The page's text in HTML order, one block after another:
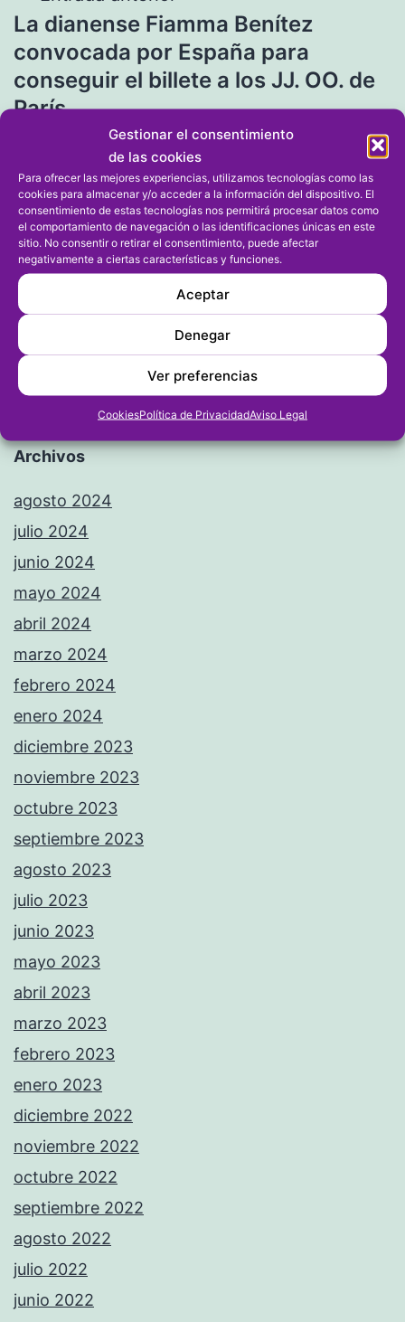
Gestionar el consentimiento
de las cookies
Para ofrecer las mejores experiencias, utilizamos tecnologías como las
cookies para almacenar y/o acceder a la información del dispositivo. El
consentimiento de estas tecnologías nos permitirá procesar datos como
el comportamiento de navegación o las identificaciones únicas en este
sitio. No consentir o retirar el consentimiento, puede afectar
negativamente a ciertas características y funciones.
Aceptar
Denegar
Ver preferencias
CookiesPolítica de PrivacidadAviso Legal
de
entradas
La dianense Fiamma Benítez
convocada por España para
conseguir el billete a los JJ. OO. de
París
Entrada siguiente
Seis escuelas de la comarca
participan en las finales
provinciales de los JECS en El
Verger
Archivos
agosto 2024
julio 2024
junio 2024
mayo 2024
abril 2024
marzo 2024
febrero 2024
enero 2024
diciembre 2023
noviembre 2023
octubre 2023
septiembre 2023
agosto 2023
julio 2023
junio 2023
mayo 2023
abril 2023
marzo 2023
febrero 2023
enero 2023
diciembre 2022
noviembre 2022
octubre 2022
septiembre 2022
agosto 2022
julio 2022
junio 2022